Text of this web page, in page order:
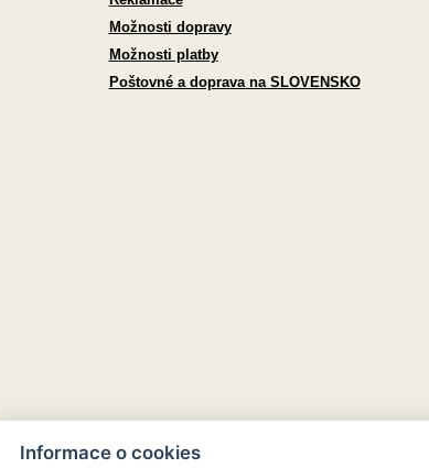
Možnosti dopravy
Možnosti platby
Poštovné a doprava na SLOVENSKO
Informace o cookies